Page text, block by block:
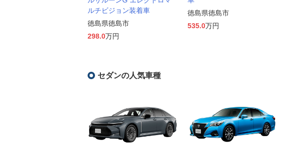
ルチビジョン装着車
徳島県徳島市
298.0万円
徳島県徳島市
535.0万円
セダンの人気車種